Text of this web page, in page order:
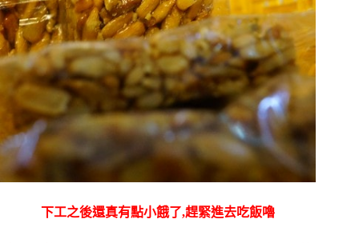
下工之後還真有點小餓了,趕緊進去吃飯嚕